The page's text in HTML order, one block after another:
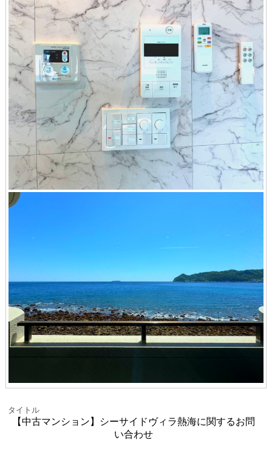
タイトル
【中古マンション】シーサイドヴィラ熱海に関するお問
い合わせ